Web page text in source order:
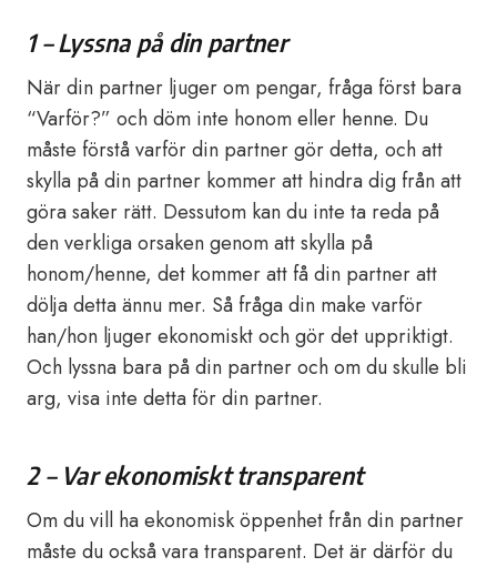
1 – Lyssna på din partner
När din partner ljuger om pengar, fråga först bara
“Varför?” och döm inte honom eller henne. Du
måste förstå varför din partner gör detta, och att
skylla på din partner kommer att hindra dig från att
göra saker rätt. Dessutom kan du inte ta reda på
den verkliga orsaken genom att skylla på
honom/henne, det kommer att få din partner att
dölja detta ännu mer. Så fråga din make varför
han/hon ljuger ekonomiskt och gör det uppriktigt.
Och lyssna bara på din partner och om du skulle bli
arg, visa inte detta för din partner.
2 – Var ekonomiskt transparent
Om du vill ha ekonomisk öppenhet från din partner
måste du också vara transparent. Det är därför du